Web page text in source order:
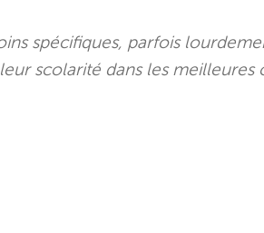
spécifiques, parfois
scolarité dans les